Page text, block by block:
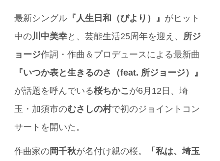
最新シングル 『人生日和（びより）』 がヒット
中の川中美幸と、芸能生活25周年を迎え、 所ジ
ョージ作詞・作曲＆プロデュースによる最新曲
『いつか表と生きるのさ（feat. 所ジョージ）』
が話題を呼んでいる桜ちかこ が6月12日、埼
玉・加須市のむさしの村で初のジョイントコン
サートを開いた。
作曲家の岡千秋が名付け親の桜。
「私は、埼玉